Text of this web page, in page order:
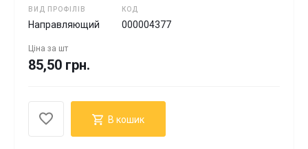
ВИД ПРОФІЛІВ
Направляющий
КОД
000004377
Ціна за шт
85,50 грн.
В кошик